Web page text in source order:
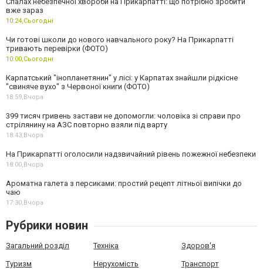
вже зараз
10:24, Сьогодні
Чи готові школи до нового навчального року? На Прикарпатті
тривають перевірки (ФОТО)
10:00, Сьогодні
Карпатський "інопланетянин" у лісі: у Карпатах знайшли рідкісне
"свиняче вухо" з Червоної книги (ФОТО)
18:59, Вчора
399 тисяч гривень застави не допомогли: чоловіка зі справи про
стрілянину на АЗС повторно взяли під варту
18:43, Вчора
На Прикарпатті оголосили надзвичайний рівень пожежної небезпеки
18:00, Вчора
Ароматна галета з персиками: простий рецепт літньої випічки до
чаю
17:30, Вчора
Рубрики новин
Загальний розділ Техніка Здоров'я
Туризм Нерухомість Транспорт